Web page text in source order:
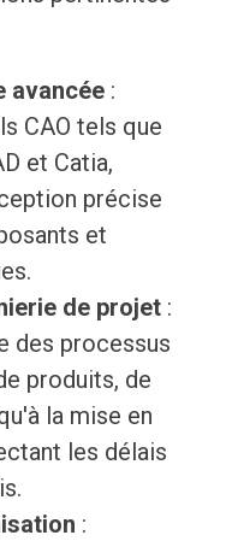
avancée:
CAO tels que
et Catia,
précise
et
de projet:
des processus
produits, de
la mise en
les délais
: